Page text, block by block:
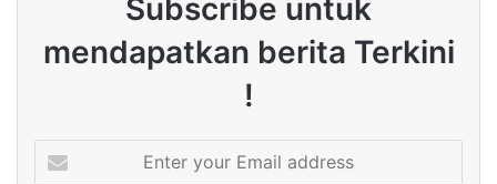
Subscribe untuk
mendapatkan berita Terkini
!
your